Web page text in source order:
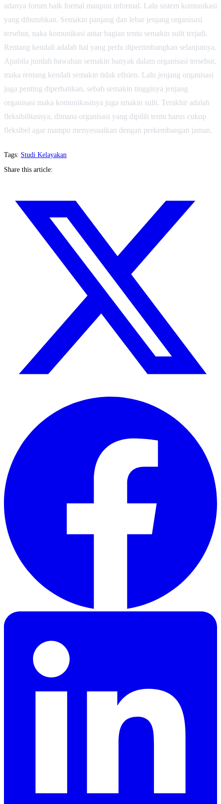
adanya forum baik formal maupun informal. Lalu sistem komunikasi
yang dibutuhkan. Semakin panjang dan lebar jenjang organisasi
tersebut, naka komunikasi antar bagian tentu semakin sulit terjadi.
Rentang kendali adalah hal yang perlu dipertimbangkan selanjutnya.
Apabila jumlah bawahan semakin banyak dalam organisasi tersebut,
maka rentang kendali semakin tidak efisien. Lalu jenjang organisasi
juga penting diperhatikan, sebab semakin tingginya jenjang
organisasi maka komunikasinya juga smakin sulit. Terakhir adalah
fleksibilitasnya, dimana organisasi yang dipilih tentu harus cukup
fleksibel agar mampu menyesuaikan dengan perkembangan jaman.
Tags: Studi Kelayakan
Share this article: